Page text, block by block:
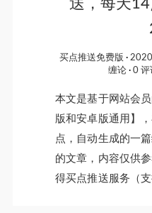
送，每天
买点推送免费版
缠论
0 评
本文是基于网站会
版和安卓版通用】
点，自动生成的一
的文章，内容仅供
得买点推送服务（